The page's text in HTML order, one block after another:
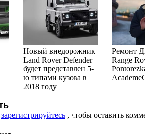
Новый внедорожник
Land Rover Defender
будет представлен 5-
ю типами кузова в
2018 году
Ремонт
Range
Pontorezka
AcademeG
зарегистрируйтесь , чтобы оставить